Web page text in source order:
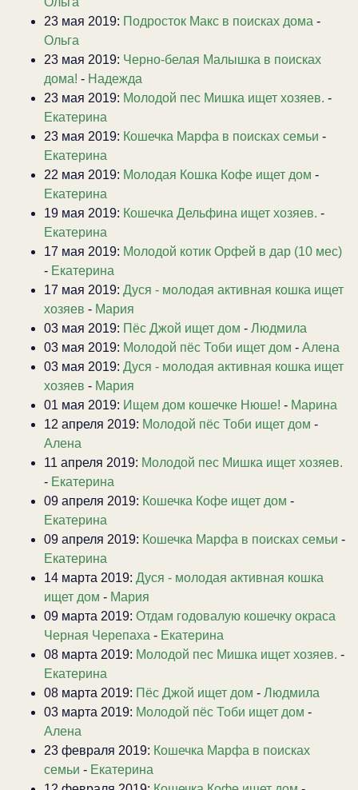
23 мая 2019: Подросток Макс в поисках дома -
Ольга
23 мая 2019: Черно-белая Малышка в поисках
дома! - Надежда
23 мая 2019: Молодой пес Мишка ищет хозяев. -
Екатерина
23 мая 2019: Кошечка Марфа в поисках семьи -
Екатерина
22 мая 2019: Молодая Кошка Кофе ищет дом -
Екатерина
19 мая 2019: Кошечка Дельфина ищет хозяев. -
Екатерина
17 мая 2019: Молодой котик Орфей в дар (10 мес)
- Екатерина
17 мая 2019: Дуся - молодая активная кошка ищет
хозяев - Мария
03 мая 2019: Пёс Джой ищет дом - Людмила
03 мая 2019: Молодой пёс Тоби ищет дом - Алена
03 мая 2019: Дуся - молодая активная кошка ищет
хозяев - Мария
01 мая 2019: Ищем дом кошечке Нюше! - Марина
12 апреля 2019: Молодой пёс Тоби ищет дом -
Алена
11 апреля 2019: Молодой пес Мишка ищет хозяев.
- Екатерина
09 апреля 2019: Кошечка Кофе ищет дом -
Екатерина
09 апреля 2019: Кошечка Марфа в поисках семьи -
Екатерина
14 марта 2019: Дуся - молодая активная кошка
ищет дом - Мария
09 марта 2019: Отдам годовалую кошечку окраса
Черная Черепаха - Екатерина
08 марта 2019: Молодой пес Мишка ищет хозяев. -
Екатерина
08 марта 2019: Пёс Джой ищет дом - Людмила
03 марта 2019: Молодой пёс Тоби ищет дом -
Алена
23 февраля 2019: Кошечка Марфа в поисках
семьи - Екатерина